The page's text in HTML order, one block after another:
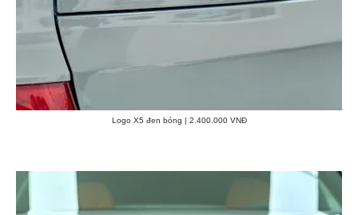
Logo X5 đen bóng | 2.400.000 VNĐ